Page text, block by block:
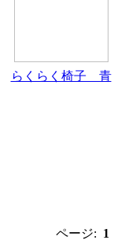
らくらく椅子 青
ページ: 1